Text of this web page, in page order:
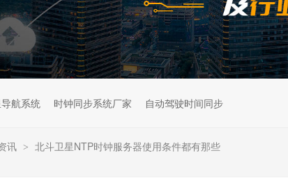
航系统 时钟同步系统厂家 自动驾驶时间同步
讯 > 北斗卫星NTP时钟服务器使用条件都有那些